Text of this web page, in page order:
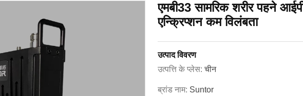
एमबी33 सामरिक शरीर पहने
एन्क्रिप्शन कम विलंबता
उत्पाद विवरण
उत्पत्ति के प्लेस:चीन
ब्रांड नाम: Suntor